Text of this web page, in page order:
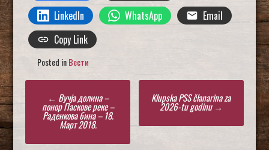
LinkedIn
WhatsApp
Email
Copy Link
Posted inВести
Post
navigation
← Вучја долина –
понор Паскове реке –
Раденкова бина – 18.
Март 2018.
Klupska PSS članarina za
2026-tu godinu →